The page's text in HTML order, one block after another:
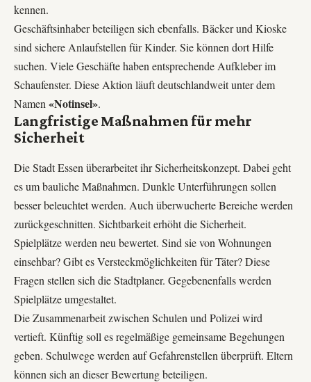
kennen.
Geschäftsinhaber beteiligen sich ebenfalls. Bäcker und Kioske
sind sichere Anlaufstellen für Kinder. Sie können dort Hilfe
suchen. Viele Geschäfte haben entsprechende Aufkleber im
Schaufenster. Diese Aktion läuft deutschlandweit unter dem
Namen «Notinsel».
Langfristige Maßnahmen für mehr
Sicherheit
Die Stadt Essen überarbeitet ihr Sicherheitskonzept. Dabei geht
es um bauliche Maßnahmen. Dunkle Unterführungen sollen
besser beleuchtet werden. Auch überwucherte Bereiche werden
zurückgeschnitten. Sichtbarkeit erhöht die Sicherheit.
Spielplätze werden neu bewertet. Sind sie von Wohnungen
einsehbar? Gibt es Versteckmöglichkeiten für Täter? Diese
Fragen stellen sich die Stadtplaner. Gegebenenfalls werden
Spielplätze umgestaltet.
Die Zusammenarbeit zwischen Schulen und Polizei wird
vertieft. Künftig soll es regelmäßige gemeinsame Begehungen
geben. Schulwege werden auf Gefahrenstellen überprüft. Eltern
können sich an dieser Bewertung beteiligen.